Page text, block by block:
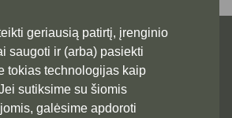
geriausią patirtį, įrenginio
saugoti ir (arba) pasiekti
tokias technologijas kaip
sutiksime su šiomis
galėsime apdoroti